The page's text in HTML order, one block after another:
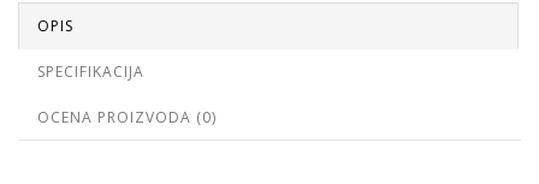
OPIS
SPECIFIKACIJA
OCENA PROIZVODA (0)